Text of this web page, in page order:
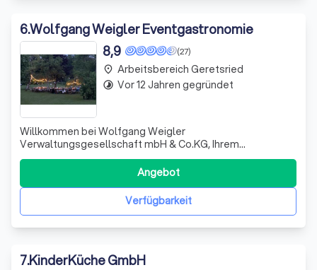
6.Wolfgang Weigler Eventgastronomie
(27)
8,9
Willkommen bei Wolfgang Weigler
Verwaltungsgesellschaft mbH & Co.KG, Ihrem
vertrauenswürdigen Partner für mobiles Catering und
Eventmanagement. Wir sind stolz darauf, uns durch
unsere Kreativität, Innovation und erstklassige Küche
auszuzeichnen. Unser mobiler Catering-Anhänger ist mit
Verfügbarkeit
Angebot
place Arbeitsbereich Geretsried
timelapse Vor 12 Jahren gegründet
7.KinderKüche GmbH